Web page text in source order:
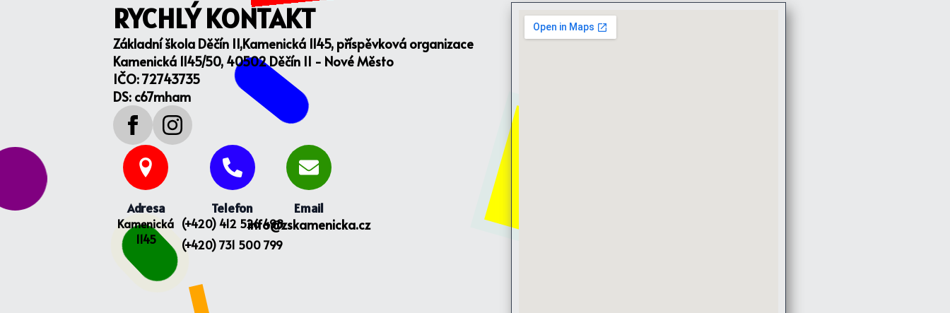
RYCHLÝ KONTAKT
Základní škola Děčín II,Kamenická 1145, příspěvková organizace
Kamenická 1145/50, 40502 Děčín II - Nové Město
IČO: 72743735
DS: c67mham
Adresa
Kamenická
1145
Telefon
(+420) 412 526 498
(+420) 731 500 799
Email
info@zskamenicka.cz